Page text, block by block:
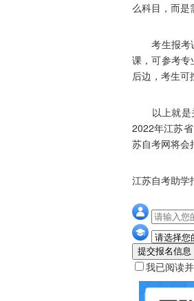
么科目，而是
考生报考课
课，可参考
后边，考生可
以上就是
2022年江苏
苏自考网将会
江苏自考助学
提交报名信息
我已阅读